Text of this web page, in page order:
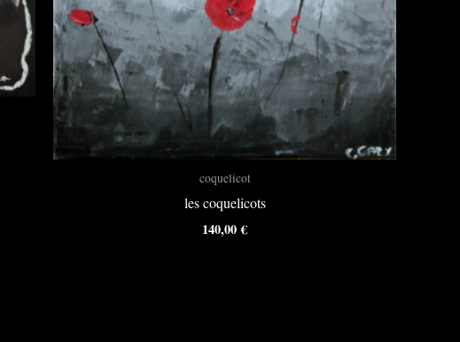
coquelicot
les coquelicots
140,00€